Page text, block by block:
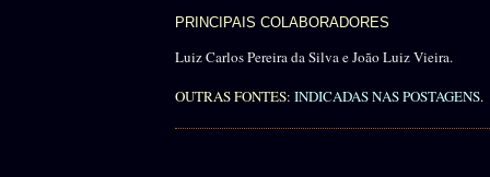
PRINCIPAIS COLABORADORES
Luiz Carlos Pereira da Silva e João Luiz Vieira.
OUTRAS FONTES: INDICADAS NAS POSTAGENS.